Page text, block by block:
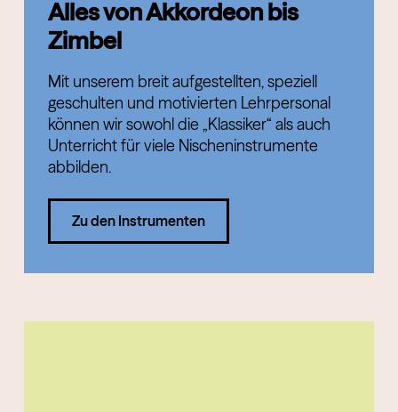
Alles von Akkordeon bis
Zimbel
Mit unserem breit aufgestellten, speziell
geschulten und motivierten Lehrpersonal
können wir sowohl die „Klassiker“ als auch
Unterricht für viele Nischeninstrumente
abbilden.
Zu den Instrumenten